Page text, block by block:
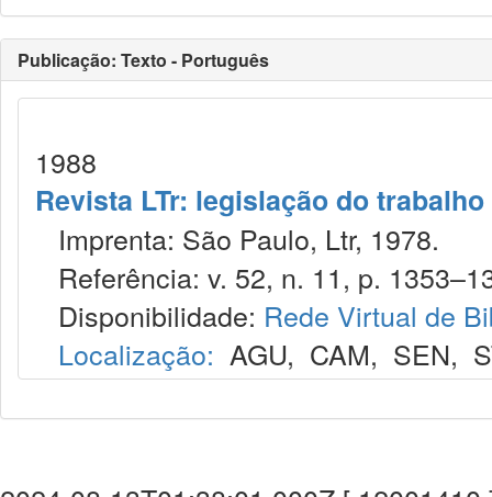
Publicação: Texto - Português
1988
Revista LTr: legislação do trabalho
Imprenta: São Paulo, Ltr, 1978.
Referência: v. 52, n. 11, p.
Disponibilidade: Rede Virtual de
Localização: AGU, CAM, SEN,